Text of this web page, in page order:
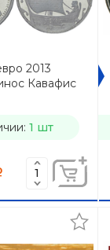
2013
Кавафис
1 шт